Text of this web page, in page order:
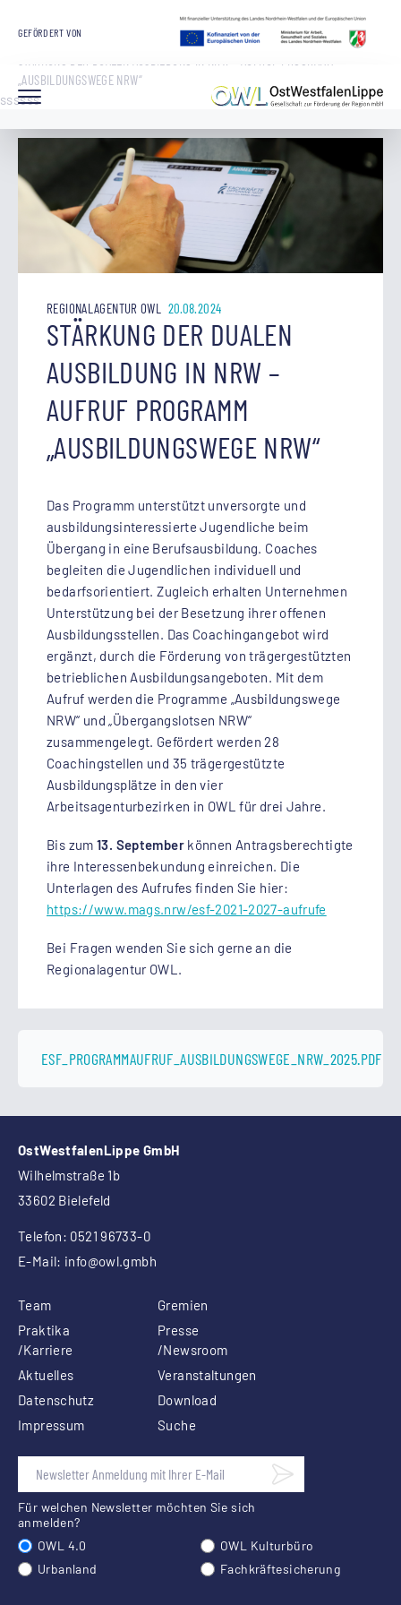
GEFÖRDERT VON
ARBEITSMARKT UND BILDUNG
REGIONALAGENTUR OWL
„AUSBILDUNGSWEGE NRW“
ssssss
REGIONALAGENTUR OWL 20.08.2024
STÄRKUNG DER DUALEN
AUSBILDUNG IN NRW –
AUFRUF PROGRAMM
„AUSBILDUNGSWEGE NRW“
Das Programm unterstützt unversorgte und
ausbildungsinteressierte Jugendliche beim
Übergang in eine Berufsausbildung. Coaches
begleiten die Jugendlichen individuell und
bedarfsorientiert. Zugleich erhalten Unternehmen
Unterstützung bei der Besetzung ihrer offenen
Ausbildungsstellen. Das Coachingangebot wird
ergänzt, durch die Förderung von trägergestützten
betrieblichen Ausbildungsangeboten. Mit dem
Aufruf werden die Programme „Ausbildungswege
NRW“ und „Übergangslotsen NRW“
zusammengelegt. Gefördert werden 28
Coachingstellen und 35 trägergestützte
Ausbildungsplätze in den vier
Arbeitsagenturbezirken in OWL für drei Jahre.
Bis zum 13. Septemberkönnen Antragsberechtigte
ihre Interessenbekundung einreichen. Die
Unterlagen des Aufrufes finden Sie hier:
https://www.mags.nrw/esf-2021-2027-aufrufe
Bei Fragen wenden Sie sich gerne an die
Regionalagentur OWL.
ESF_PROGRAMMAUFRUF_AUSBILDUNGSWEGE_NRW_2025.PDF
OstWestfalenLippe GmbH
Wilhelmstraße 1b
33602 Bielefeld
Telefon: 0521 96733-0
E-Mail: info@owl.gmbh
Team
Gremien
Praktika
/Karriere
Presse
/Newsroom
Aktuelles
Veranstaltungen
Datenschutz
Download
Impressum
Suche
Für welchen Newsletter möchten Sie sich
anmelden?
OWL 4.0
OWL Kulturbüro
Urbanland
Fachkräftesicherung